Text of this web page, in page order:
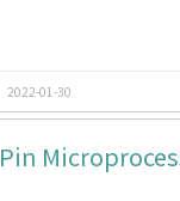
2022-01-30